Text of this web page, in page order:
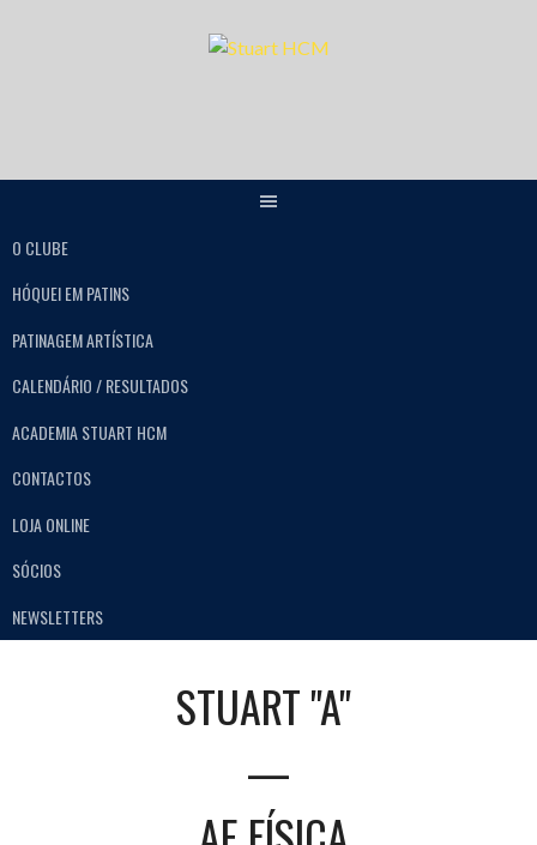
O CLUBE
HÓQUEI EM PATINS
PATINAGEM ARTÍSTICA
CALENDÁRIO / RESULTADOS
ACADEMIA STUART HCM
CONTACTOS
LOJA ONLINE
SÓCIOS
NEWSLETTERS
STUART "A"
—